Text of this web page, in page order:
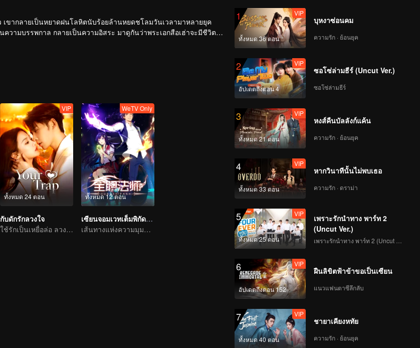
163
165
VIP VIP
167
VIP VIP
169
171
VIP
172
173
VIP
174
VIP
175
VIP
177
VIP
178
VIP
179
VIP
180
เขากลายเป็นหยาดฝนโลหิตนับร้อยล้านหยดชโลมวันเวลามาหลายยุค
วามบรรพกาล กลายเป็นความอิสระ มาดูกันว่าพระเอกสือเฮ่าจะมีชีวิตที่
ทั้งหมด 24 ตอน
VIP
กับดักรักลวงใจ
ใช้รักเป็นเหยื่อล่อ ลวงคุณให้ติดกับแสนล้ำลึก
ทั้งหมด 12 ตอน
WeTV Only
เซียนจอมเวทเต็มพิกัด ซีซัน1
เส้นทางแห่งความมุมานะในการฝึกพัฒนาตนเอง
1
ทั้งหมด 36 ตอน
VIP
บุหงาซ่อนคม
ความรัก · ย้อนยุค
2
อัปเดตถึงตอน 4
VIP
ซอโซ่ล่ามธีร์ (Uncut Ver.)
ซอโซ่ล่ามธีร์
3
ทั้งหมด 21 ตอน
VIP
หงส์คืนบัลลังก์แค้น
ความรัก · ย้อนยุค
4
ทั้งหมด 33 ตอน
VIP
หากวินาทีนั้นไม่พบเธอ
ความรัก · ดราม่า
5
ทั้งหมด 25 ตอน
VIP
เพราะรักนำทาง พาร์ท 2
(Uncut Ver.)
6
อัปเดตถึงตอน 152
VIP
ฝืนลิขิตฟ้าข้าขอเป็นเซียน
แนวแฟนตาซีลึกลับ
7
ทั้งหมด 40 ตอน
VIP
ชายาเคียงหทัย
ความรัก · ย้อนยุค